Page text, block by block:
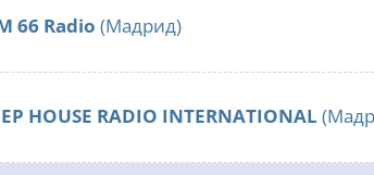
66 Radio (Мадрид)
HOUSE RADIO INTERNATIONAL